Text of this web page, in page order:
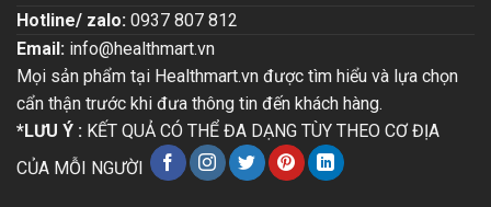
Hotline/ zalo: 0937 807 812
Email: info@healthmart.vn
Mọi sản phẩm tại Healthmart.vn được tìm hiểu và lựa chọn
cẩn thận trước khi đưa thông tin đến khách hàng.
*LƯU Ý : KẾT QUẢ CÓ THỂ ĐA DẠNG TÙY THEO CƠ ĐỊA
CỦA MỖI NGƯỜI